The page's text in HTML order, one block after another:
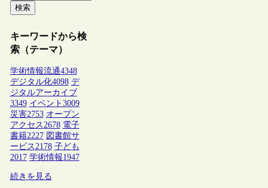
検索
キーワードから検
索（テーマ）
学術情報流通4348
デジタル化4098 デ
ジタルアーカイブ
3349 イベント 3009
災害2753 オープン
アクセス2678 電子
書籍2227 図書館サ
ービス2178 子ども
2017 学術情報1947
続きを見る